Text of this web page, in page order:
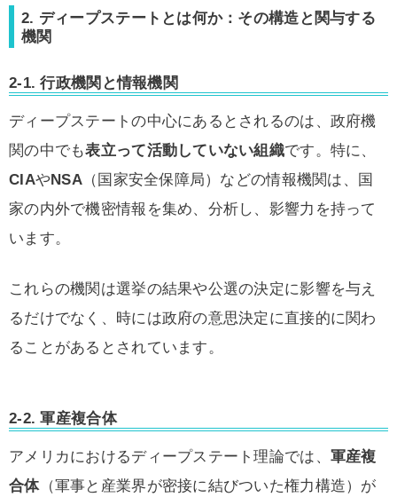
2. ディープステートとは何か：その構造と関与する
機関
2-1. 行政機関と情報機関
ディープステートの中心にあるとされるのは、政府機
関の中でも表立って活動していない組織です。特に、
CIAやNSA（国家安全保障局）などの情報機関は、国
家の内外で機密情報を集め、分析し、影響力を持って
います。
これらの機関は選挙の結果や公選の決定に影響を与え
るだけでなく、時には政府の意思決定に直接的に関わ
ることがあるとされています。
2-2. 軍産複合体
アメリカにおけるディープステート理論では、 軍産複
合体（軍事と産業界が密接に結びついた権力構造）が